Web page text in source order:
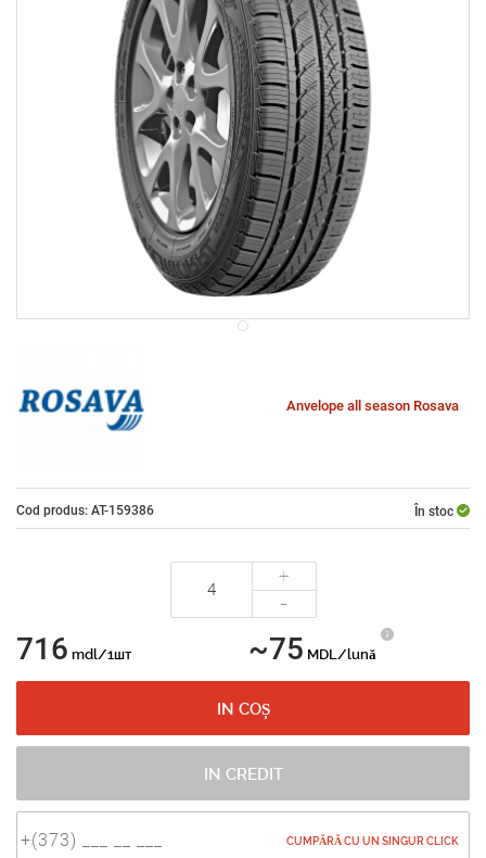
Anvelope all season Rosava
Cod produs: AT-159386 În stoc
+
-
716 mdl/1шт ~75 MDL/lună
IN COȘ
IN CREDIT
CUMPĂRĂ CU UN SINGUR CLICK